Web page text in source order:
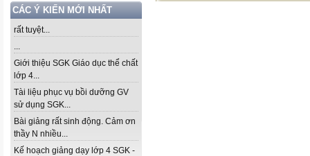
CÁC Ý KIẾN MỚI NHẤT
rất tuyệt...
...
Giới thiệu SGK Giáo dục thể chất
lớp 4...
Tài liệu phục vụ bồi dưỡng GV
sử dụng SGK...
Bài giảng rất sinh động. Cảm ơn
thầy N nhiều...
Kế hoạch giảng dạy lớp 4 SGK -